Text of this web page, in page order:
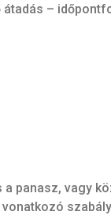
átadás –
a panasz, vagy